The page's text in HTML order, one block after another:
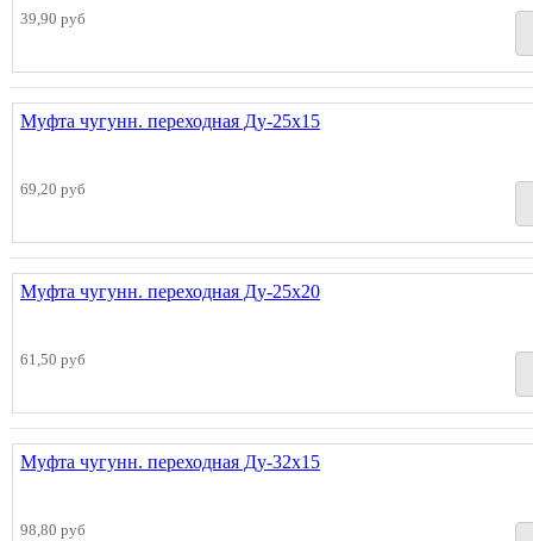
39,90 руб
Муфта чугунн. переходная Ду-25х15
69,20 руб
Муфта чугунн. переходная Ду-25х20
61,50 руб
Муфта чугунн. переходная Ду-32х15
98,80 руб